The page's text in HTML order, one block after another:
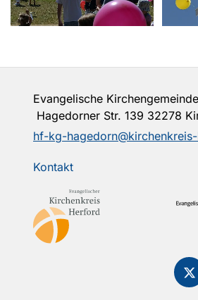
Evangelische
Hagedorner Str. 139 32278
hf-kg-
Kontakt